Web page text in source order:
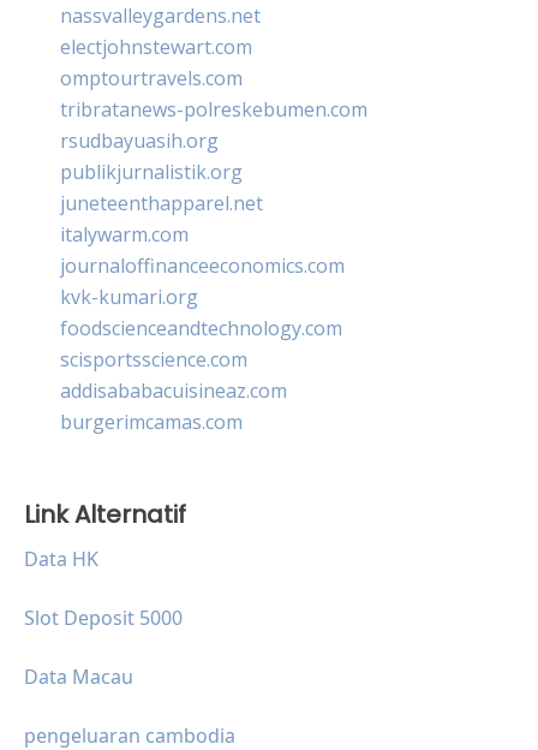
nassvalleygardens.net
electjohnstewart.com
omptourtravels.com
tribratanews-polreskebumen.com
rsudbayuasih.org
publikjurnalistik.org
juneteenthapparel.net
italywarm.com
journaloffinanceeconomics.com
kvk-kumari.org
foodscienceandtechnology.com
scisportsscience.com
addisababacuisineaz.com
burgerimcamas.com
Link Alternatif
Data HK
Slot Deposit 5000
Data Macau
pengeluaran cambodia